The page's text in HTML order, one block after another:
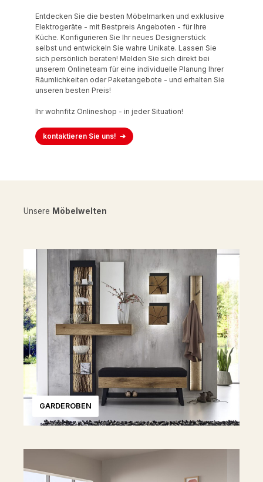
Entdecken Sie die besten Möbelmarken und exklusive
Elektrogeräte - mit Bestpreis Angeboten - für Ihre
Küche. Konfigurieren Sie Ihr neues Designerstück
selbst und entwickeln Sie wahre Unikate. Lassen Sie
sich persönlich beraten! Melden Sie sich direkt bei
unserem Onlineteam für eine individuelle Planung Ihrer
Räumlichkeiten oder Paketangebote - und erhalten Sie
unseren besten Preis!
Ihr wohnfitz Onlineshop - in jeder Situation!
kontaktieren Sie uns!
Unsere Möbelwelten
GARDEROBEN